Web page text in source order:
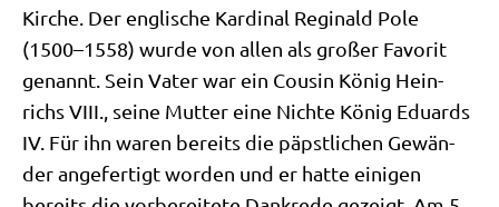
Kir­che. Der eng­li­sche Kar­di­nal Regi­nald Pole
(1500–1558) wur­de von allen als gro­ßer Favo­rit
genannt. Sein Vater war ein Cou­sin König Hein­
richs VIII., sei­ne Mut­ter eine Nich­te König Edu­ards
IV. Für ihn waren bereits die päpst­li­chen Gewän­
der ange­fer­tigt wor­den und er hat­te eini­gen